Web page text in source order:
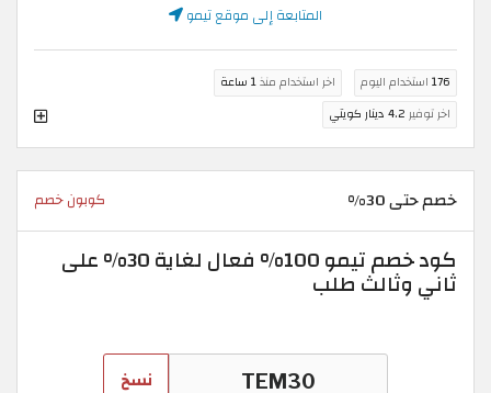
المتابعة إلى موقع تيمو
176 استخدام اليوم اخر استخدام منذ1 ساعة
اخر توفير 4.2 دينار كويتي
خصم حتى 30% كوبون خصم
كود خصم تيمو 100% فعال لغاية 30% على
ثاني وثالث طلب
نسخ